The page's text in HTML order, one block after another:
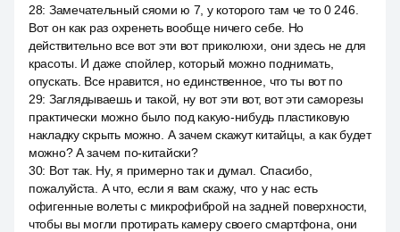
28: Замечательный сяоми ю 7, у которого там че то 0 246.
Вот он как раз охренеть вообще ничего себе. Но
действительно все вот эти вот приколюхи, они здесь не для
красоты. И даже спойлер, который можно поднимать,
опускать. Все нравится, но единственное, что ты вот по
29: Заглядываешь и такой, ну вот эти вот, вот эти саморезы
практически можно было под какую-нибудь пластиковую
накладку скрыть можно. А зачем скажут китайцы, а как будет
можно? А зачем по-китайски?
30: Вот так. Ну, я примерно так и думал. Спасибо,
пожалуйста. А что, если я вам скажу, что у нас есть
офигенные волеты с микрофиброй на задней поверхности,
чтобы вы могли протирать камеру своего смартфона, они